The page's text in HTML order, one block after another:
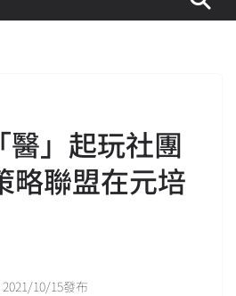
醫」起玩社團
略聯盟在元培
10/15發布